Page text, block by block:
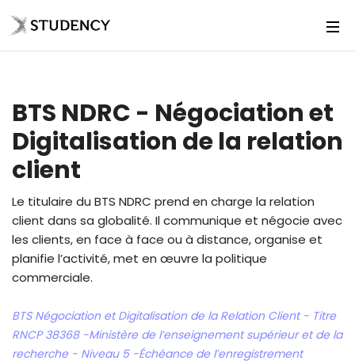
BTS NDRC - Négociation et
Digitalisation de la relation
client
Le titulaire du BTS NDRC prend en charge la relation
client dans sa globalité. Il communique et négocie avec
les clients, en face à face ou à distance, organise et
planifie l’activité, met en œuvre la politique
commerciale.
BTS Négociation et Digitalisation de la Relation Client - Titre
RNCP 38368 -Ministère de l’enseignement supérieur et de la
recherche - Niveau 5 -Échéance de l’enregistrement